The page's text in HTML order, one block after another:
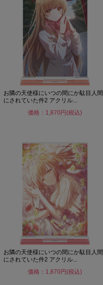
お隣の天使様にいつの間にか駄目人間
にされていた件2 アクリル...
価格：1,870円(税込)
お隣の天使様にいつの間にか駄目人間
にされていた件2 アクリル...
価格：1,870円(税込)